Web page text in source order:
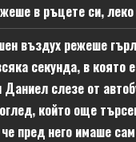
в ръцете си, леко
въздух режеше
секунда, в която
Даниел слезе от
който още
пред него имаше